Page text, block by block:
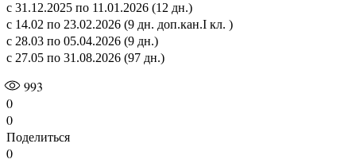
с 31.12.2025 по 11.01.2026 (12 дн.)
с 14.02 по 23.02.2026 (9 дн. доп.кан.I кл. )
с 28.03 по 05.04.2026 (9 дн.)
с 27.05 по 31.08.2026 (97 дн.)
993
0
0
Поделиться
0